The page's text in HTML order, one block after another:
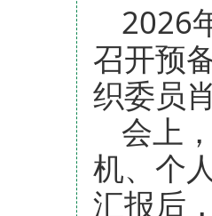
2026
召开预
织委员
会上
机、个
汇报后